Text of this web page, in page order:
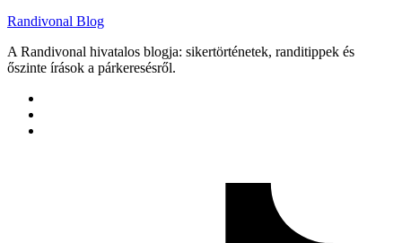
Randivonal Blog
A Randivonal hivatalos blogja: sikertörténetek, randitippek és
őszinte írások a párkeresésről.